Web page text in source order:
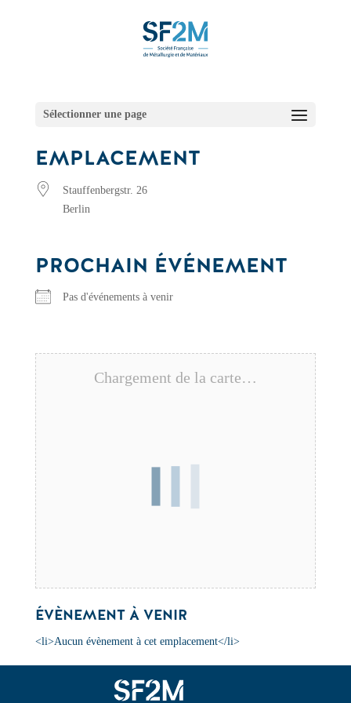
Sélectionner une page
EMPLACEMENT
Stauffenbergstr. 26
Berlin
PROCHAIN ÉVÉNEMENT
Pas d'événements à venir
Chargement de la carte…
ÉVÈNEMENT À VENIR
<li>Aucun évènement à cet emplacement</li>